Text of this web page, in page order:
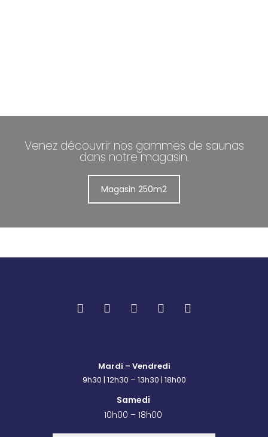
Venez découvrir nos gammes de saunas
dans notre magasin.
Magasin 250m2
Mardi – Vendredi
9h30 | 12h30 – 13h30 | 18h00
Samedi
10h00 – 18h00